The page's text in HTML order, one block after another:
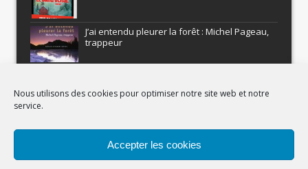
Nous utilisons des cookies pour optimiser notre site web et notre
service.
Accepter les cookies
J’ai entendu pleurer la forêt : Michel Pageau,
trappeur
Recevez gratuitement Comment être un